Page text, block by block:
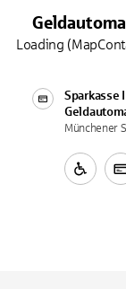
Sparkasse
Münchener
Loading